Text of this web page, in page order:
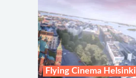
Flying Cinema Helsinki